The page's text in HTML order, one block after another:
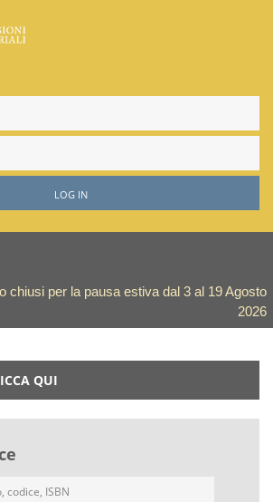
LOG IN
chiusi per la pausa estiva dal 3 al 19 Agosto
2026
QUI